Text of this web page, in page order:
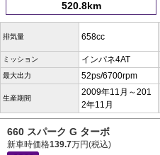
520.8km
排気量 658cc
ミッション インパネ4AT
最大出力 52ps/6700rpm
生産期間
2009年11月～201
2年11月
660 スパーク G ターボ
新車時価格139.7万円(税込)